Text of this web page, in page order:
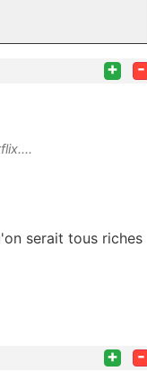
+ -
serait tous riches
+ -